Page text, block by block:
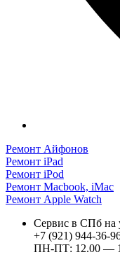
Ремонт Айфонов
Ремонт iPad
Ремонт iPod
Ремонт Macbook, iMac
Ремонт Apple Watch
Сервис в СПб на
+7 (921) 944-36-
ПН-ПТ: 12.00 —